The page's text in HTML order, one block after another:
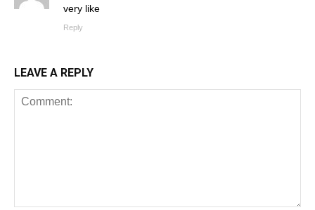
very like
Reply
LEAVE A REPLY